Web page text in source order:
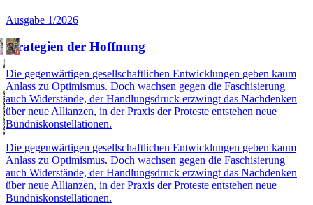
Ausgabe 1/2026
Strategien der Hoffnung
Die gegenwärtigen gesellschaftlichen Entwicklungen geben kaum
Anlass zu Optimismus. Doch wachsen gegen die Faschisierung
auch Widerstände, der Handlungsdruck erzwingt das Nachdenken
über neue Allianzen, in der Praxis der Proteste entstehen neue
Bündniskonstellationen.
Die gegenwärtigen gesellschaftlichen Entwicklungen geben kaum
Anlass zu Optimismus. Doch wachsen gegen die Faschisierung
auch Widerstände, der Handlungsdruck erzwingt das Nachdenken
über neue Allianzen, in der Praxis der Proteste entstehen neue
Bündniskonstellationen.